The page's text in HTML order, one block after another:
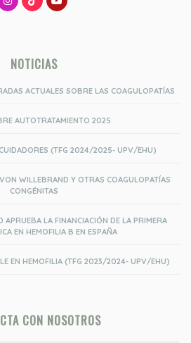
NOTICIAS
ACTUALES SOBRE LAS COAGULOPATÍAS
AUTOTRATAMIENTO 2025
(TFG 2024/2025- UPV/EHU)
WILLEBRAND Y OTRAS COAGULOPATÍAS
CONGÉNITAS
APRUEBA LA FINANCIACIÓN DE LA PRIMERA
EN HEMOFILIA B EN ESPAÑA
EN HEMOFILIA (TFG 2023/2024- UPV/EHU)
CON NOSOTROS